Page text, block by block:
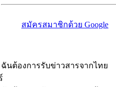
สมัครสมาชิกด้วย Google
ฉันต้องการรับข่าวสารจากไทย